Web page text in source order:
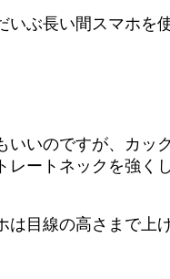
いぶ長い間スマホを
いいのですが、カッ
レートネックを強く
は目線の高さまで上